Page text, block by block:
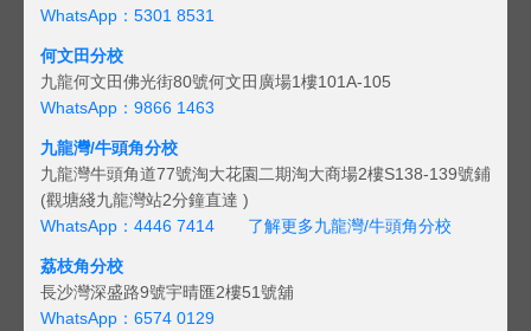
WhatsApp：5301 8531
何文田分校
九龍何文田佛光街80號何文田廣場1樓101A-105
WhatsApp：9866 1463
九龍灣/牛頭角分校
九龍灣牛頭角道77號淘大花園二期淘大商場2樓S138-139號鋪
(觀塘綫九龍灣站2分鐘直達 )
WhatsApp：4446 7414
了解更多九龍灣/牛頭角分校
荔枝角分校
長沙灣深盛路9號宇晴匯2樓51號舖
WhatsApp：6574 0129